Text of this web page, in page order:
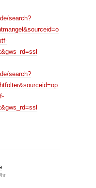
search?
search?